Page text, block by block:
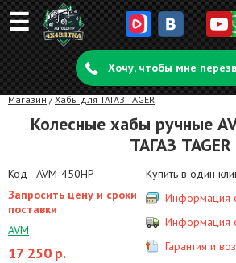
☰
Хочу, чтобы мне
Магазин /Хабы для ТАГАЗ TAGER
Колесные хабы ручные
ТАГАЗ TAGER
Код - AVM-450HP
Запросить цену и сроки
поставки
AVM
17 250 р.
Купить в один
Информация
Информация
Гарантия и